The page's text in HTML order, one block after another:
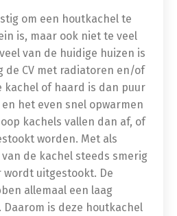
om een houtkachel te
is, maar ook niet te veel
van de huidige huizen is
de CV met radiatoren en/of
kachel of haard is dan puur
het even snel opwarmen
kachels vallen dan af, of
worden. Met als
de kachel steeds smerig
wordt uitgestookt. De
allemaal een laag
Daarom is deze houtkachel